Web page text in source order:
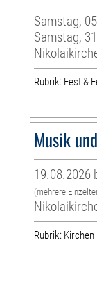
Samstag,
Samstag,
Rubrik: Fest &
Musik
19.08.2026
(mehrere
Rubrik: Kirchen